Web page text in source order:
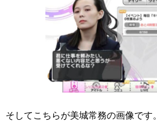
そしてこちらが美城常務の画像です。